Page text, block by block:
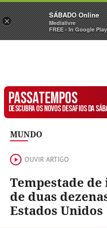
Sábado
PASSATEMPOS
DESCUBRA OS NOVOS DESAFIOS DA
MUNDO
OUVIR ARTIGO
Tempestade
de duas
Estados Unidos
×
SÁBADO Online
Medialivre
FREE - In Google Play